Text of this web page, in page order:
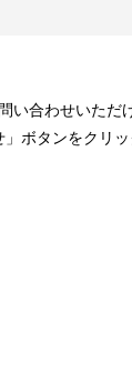
い合わせいただ
ボタンをクリッ